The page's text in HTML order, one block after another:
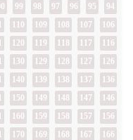
94
95
96
97
98
99
106
107
108
109
116
117
118
119
120
126
127
128
129
130
136
137
138
139
140
146
147
148
149
150
156
157
158
159
160
166
167
168
169
170